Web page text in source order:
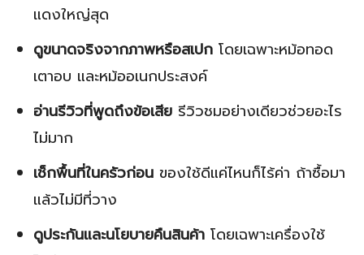
แดงใหญ่สุด
ดูขนาดจริงจากภาพหรือสเปก โดยเฉพาะหม้อทอด
เตาอบ และหม้ออเนกประสงค์
อ่านรีวิวที่พูดถึงข้อเสีย รีวิวชมอย่างเดียวช่วยอะไร
ไม่มาก
เช็กพื้นที่ในครัวก่อน ของใช้ดีแค่ไหนก็ไร้ค่า ถ้าซื้อมา
แล้วไม่มีที่วาง
ดูประกันและนโยบายคืนสินค้า โดยเฉพาะเครื่องใช้